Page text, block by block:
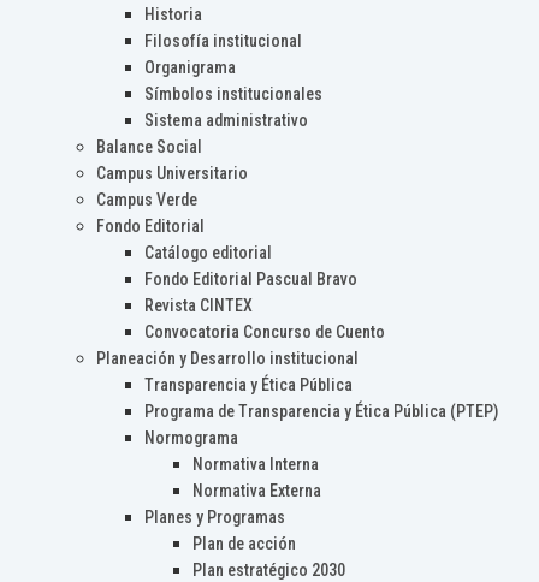
Historia
Filosofía institucional
Organigrama
Símbolos institucionales
Sistema administrativo
Balance Social
Campus Universitario
Campus Verde
Fondo Editorial
Catálogo editorial
Fondo Editorial Pascual Bravo
Revista CINTEX
Convocatoria Concurso de Cuento
Planeación y Desarrollo institucional
Transparencia y Ética Pública
Programa de Transparencia y Ética Pública (PTEP)
Normograma
Normativa Interna
Normativa Externa
Planes y Programas
Plan de acción
Plan estratégico 2030